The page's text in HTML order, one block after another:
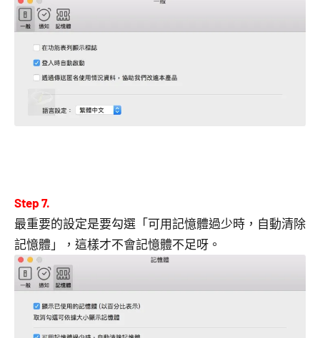
Step 7.
最重要的設定是要勾選「可用記憶體過少時，自動清除
記憶體」，這樣才不會記憶體不足呀。